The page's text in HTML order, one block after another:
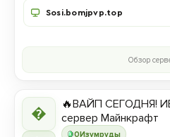
Sosi.bomjpvp.top
Обзор

0Изумруды
🔥ВАЙП СЕГОДНЯ!
сервер Майнкрафт